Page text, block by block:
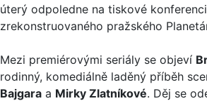
úterý odpoledne na tiskové
zrekonstruovaného pražského
Mezi premiérovými seriály se objeví
rodinný, komediálně laděný příběh
Bajgara a Mirky Zlatníkové. Děj se